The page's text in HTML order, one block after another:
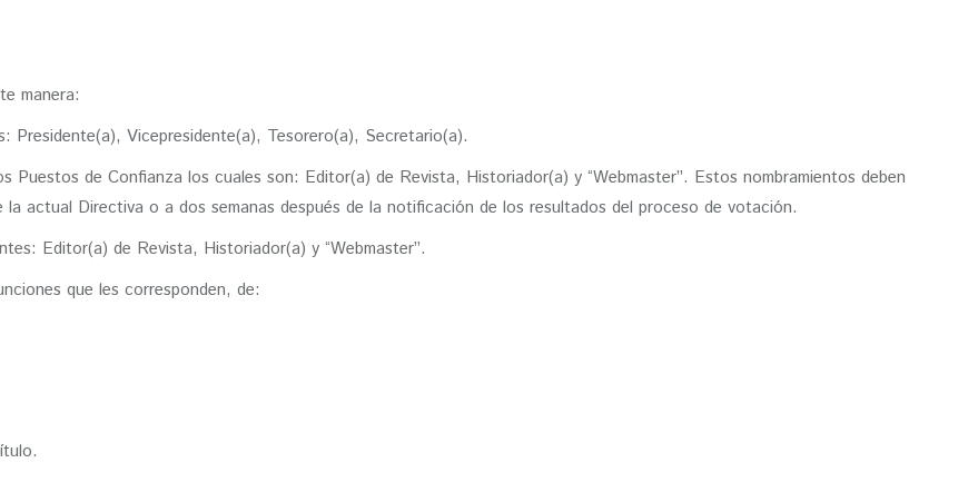
manera:
Vicepresidente(a), Tesorero(a), Secretario(a).
Puestos de Confianza los cuales son: Editor(a) de Revista, Historiador(a) y “Webmaster”. Estos nombramientos deben
actual Directiva o a dos semanas después de la notificación de los resultados del proceso de votación.
Editor(a) de Revista, Historiador(a) y “Webmaster”.
que les corresponden, de: